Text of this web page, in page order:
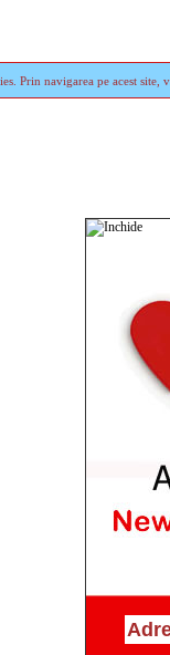
Prin navigarea pe acest